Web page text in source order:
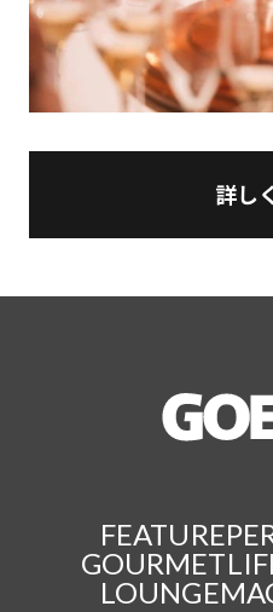
詳し
FEATURE
GOURMET
LOUNGE